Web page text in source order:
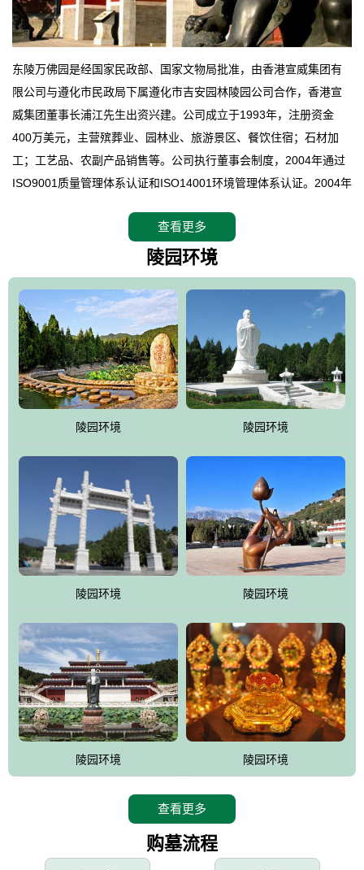
东陵万佛园是经国家民政部、国家文物局批准，由香港宣威集团有
限公司与遵化市民政局下属遵化市吉安园林陵园公司合作，香港宣
威集团董事长浦江先生出资兴建。公司成立于1993年，注册资金
400万美元，主营殡葬业、园林业、旅游景区、餐饮住宿；石材加
工；工艺品、农副产品销售等。公司执行董事会制度，2004年通过
ISO9001质量管理体系认证和ISO14001环境管理体系认证。2004年
拥有4A级旅游区头衔的花园式陵园，园内建有四星级酒店一座。
万佛园位于遵化市境内，座落在世界文化遗产清东陵地形墙内，地
形绝佳，地理位置优越，交通便利。公司以“建设全国顶级人生后花
园、打造佛教精品旅游圣地”为目标，以海外归侨、国内外知名人士
的墓地安葬、祭祀吊亡并结合旅游参观构成其主要使用功能；以苍
郁绚丽、优雅宜人的园林景观构成其外部形象。通过墓园建设与造
园手法相结合的默契操作，建成一处特色鲜明、服务周全、环境优
美、民族风格突出，与周边文物古迹交相呼应的极具吸引力的花园
式园林。
万佛园工程一期占地448亩，目前完成投资近12亿元人民币，园区采
用全仿古式建筑，寻求与世界文化遗产地清东陵的和谐统一，在园
区建设中寻求陵园建设与景区建设的有机融合，充分发挥独一无二
的地形优势，打造现代艺术园林，建设旅游景观、寺庙、酒店等综
合服务设施，服务于陵园经营，使企业的多元化经营项目相互依
托、相互促进，园区绿化覆盖率达90%。
查看更多
陵园环境
陵园环境 陵园环境
陵园环境 陵园环境
陵园环境 陵园环境
查看更多
购墓流程